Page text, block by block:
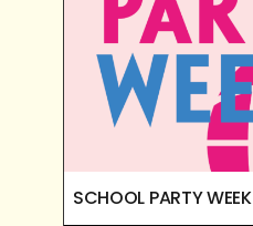
SCHOOL PARTY WEEK